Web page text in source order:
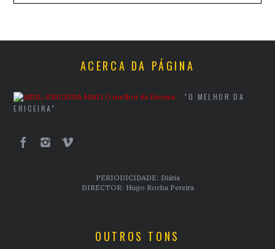
ACERCA DA PÁGINA
"O MELHOR DA
ERICEIRA"
PERIODICIDADE: Diária
DIRECTOR: Hugo Rocha Pereira
OUTROS TONS